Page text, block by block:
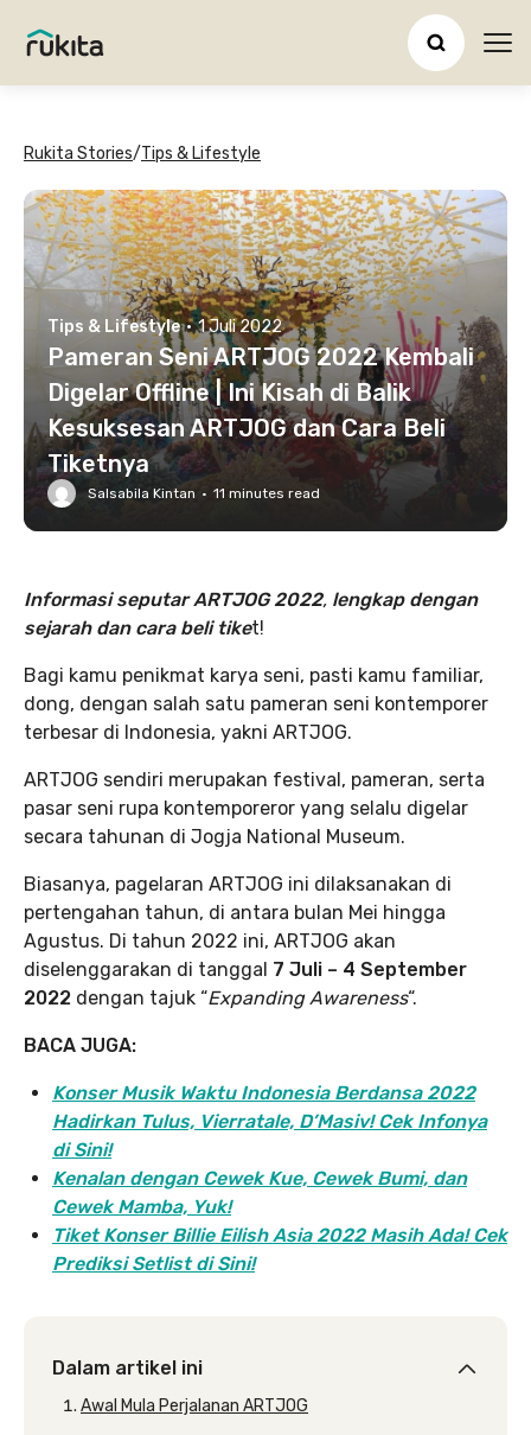
Rukita Stories/Tips & Lifestyle
Tips & Lifestyle · 1 Juli 2022
Pameran Seni ARTJOG 2022 Kembali
Digelar Offline | Ini Kisah di Balik
Kesuksesan ARTJOG dan Cara Beli
Tiketnya
Salsabila Kintan · 11 minutes read
Informasi seputar ARTJOG 2022, lengkap dengan
sejarah dan cara beli tiket!
Bagi kamu penikmat karya seni, pasti kamu familiar,
dong, dengan salah satu pameran seni kontemporer
terbesar di Indonesia, yakni ARTJOG.
ARTJOG sendiri merupakan festival, pameran, serta
pasar seni rupa kontemporeror yang selalu digelar
secara tahunan di Jogja National Museum.
Biasanya, pagelaran ARTJOG ini dilaksanakan di
pertengahan tahun, di antara bulan Mei hingga
Agustus. Di tahun 2022 ini, ARTJOG akan
diselenggarakan di tanggal 7 Juli – 4 September
2022 dengan tajuk “Expanding Awareness“.
BACA JUGA:
Konser Musik Waktu Indonesia Berdansa 2022
Hadirkan Tulus, Vierratale, D’Masiv! Cek Infonya
di Sini!
Kenalan dengan Cewek Kue, Cewek Bumi, dan
Cewek Mamba, Yuk!
Tiket Konser Billie Eilish Asia 2022 Masih Ada! Cek
Prediksi Setlist di Sini!
Dalam artikel ini
Awal Mula Perjalanan ARTJOG